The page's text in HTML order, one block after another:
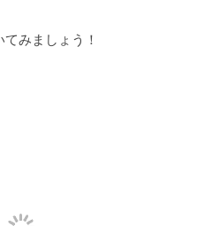
みましょう！